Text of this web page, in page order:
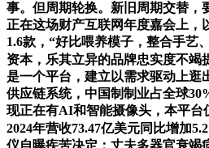
事。但周期轮换。新旧周期交替，
正在这场财产互联网年度嘉会上，
1.6款，“好比喂养模子，整合手艺
资本，乐其立异的品牌忠实度不竭
是一个平台，建立以需求驱动上逛
供应链系统，中国制制业占全球
现正在有AI和智能摄像头，本平台
2024年营收73.47亿美元同比增加
仪自曝疾苦决定：丈夫多器官衰竭